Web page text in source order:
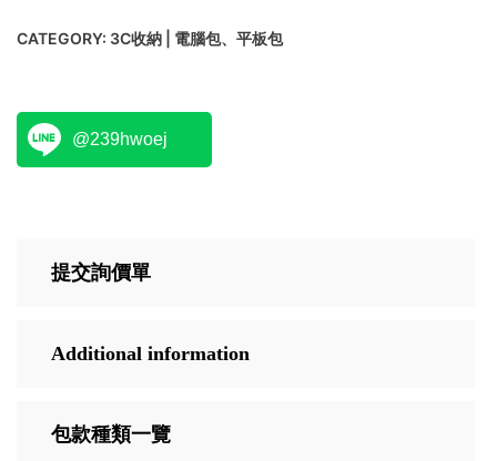
CATEGORY: 3C收納 | 電腦包、平板包
@239hwoej
提交詢價單
Additional information
包款種類一覽